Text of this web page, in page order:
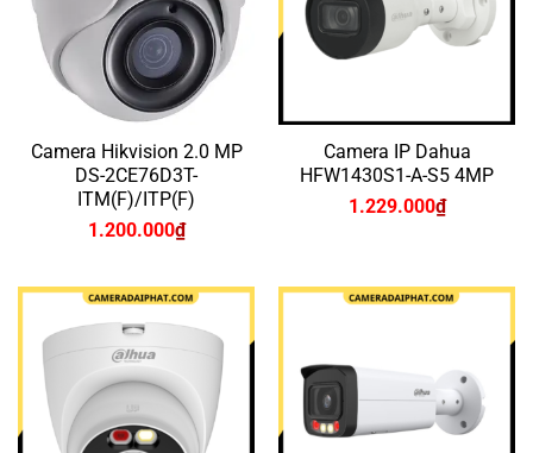
Camera Hikvision 2.0 MP
DS-2CE76D3T-
ITM(F)/ITP(F)
1.200.000₫
Camera IP Dahua
HFW1430S1-A-S5 4MP
1.229.000₫